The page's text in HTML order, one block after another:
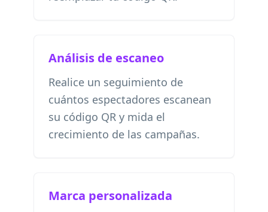
Análisis de escaneo
Realice un seguimiento de
cuántos espectadores escanean
su código QR y mida el
crecimiento de las campañas.
Marca personalizada